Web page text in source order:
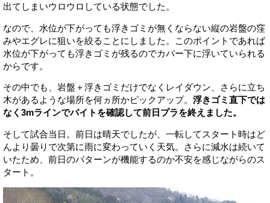
出てしまいウロウロしている状態でした。
なので、水位が下がっても浮きゴミが無くならない縦の岩盤の窪
みやエグレに狙いを絞ることにしました。このポイントであれば
水位が下がっても浮きゴミが残るのでカバー下に浮いていられる
からです。
その中でも、岩盤＋浮きゴミだけでなくレイダウン、さらに立ち
木があるような場所を何ヵ所かピックアップ。 浮きゴミ直下では
なく3mラインでバイトを確認して前日プラを終えました。
そして試合当日。前日は晴天でしたが、一転してスタート時はど
んより曇りで次第に雨に変わっていく天気。さらに減水は続いて
いたため、前日のパターンが機能するのか不安を感じながらのス
タート。